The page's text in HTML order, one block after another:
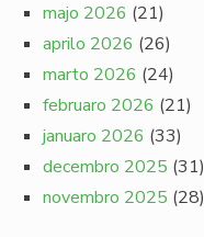
majo 2026 (21)
aprilo 2026 (26)
marto 2026 (24)
februaro 2026 (21)
januaro 2026 (33)
decembro 2025 (31)
novembro 2025 (28)